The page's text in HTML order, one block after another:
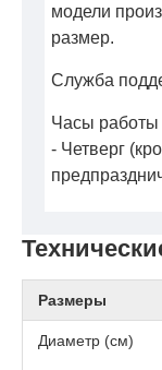
Размеры
Диаметр (см)
модели
размер.
Служба
Часы работы
- Четверг